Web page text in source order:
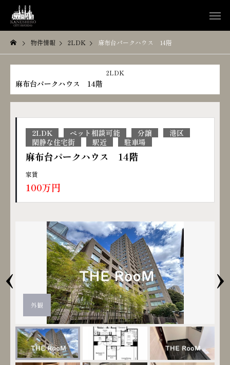
物件情報 2LDK 麻布台パークハウス 14階
2LDK
麻布台パークハウス 14階
2LDK ペット相談可能 分譲
港区
閑静な住宅街
駅近 駐車場
麻布台パークハウス 14階
家賃
100万円
外観
‹ ›